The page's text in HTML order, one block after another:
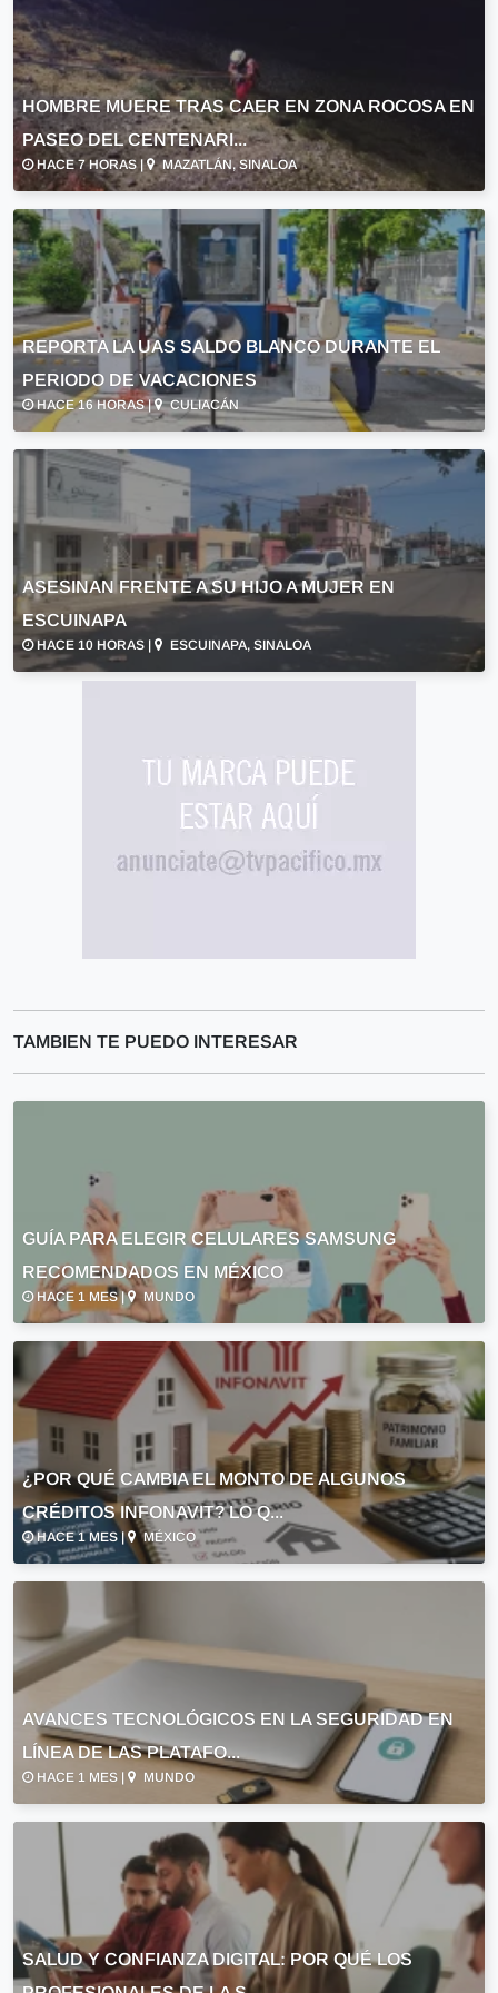
HOMBRE MUERE TRAS CAER EN ZONA ROCOSA EN
PASEO DEL CENTENARI...
HACE 7 HORAS | MAZATLÁN, SINALOA
REPORTA LA UAS SALDO BLANCO DURANTE EL
PERIODO DE VACACIONES
HACE 16 HORAS | CULIACÁN
ASESINAN FRENTE A SU HIJO A MUJER EN
ESCUINAPA
HACE 10 HORAS | ESCUINAPA, SINALOA
TAMBIEN TE PUEDO INTERESAR
GUÍA PARA ELEGIR CELULARES SAMSUNG
RECOMENDADOS EN MÉXICO
HACE 1 MES | MUNDO
¿POR QUÉ CAMBIA EL MONTO DE ALGUNOS
CRÉDITOS INFONAVIT? LO Q...
HACE 1 MES | MÉXICO
AVANCES TECNOLÓGICOS EN LA SEGURIDAD EN
LÍNEA DE LAS PLATAFO...
HACE 1 MES | MUNDO
SALUD Y CONFIANZA DIGITAL: POR QUÉ LOS